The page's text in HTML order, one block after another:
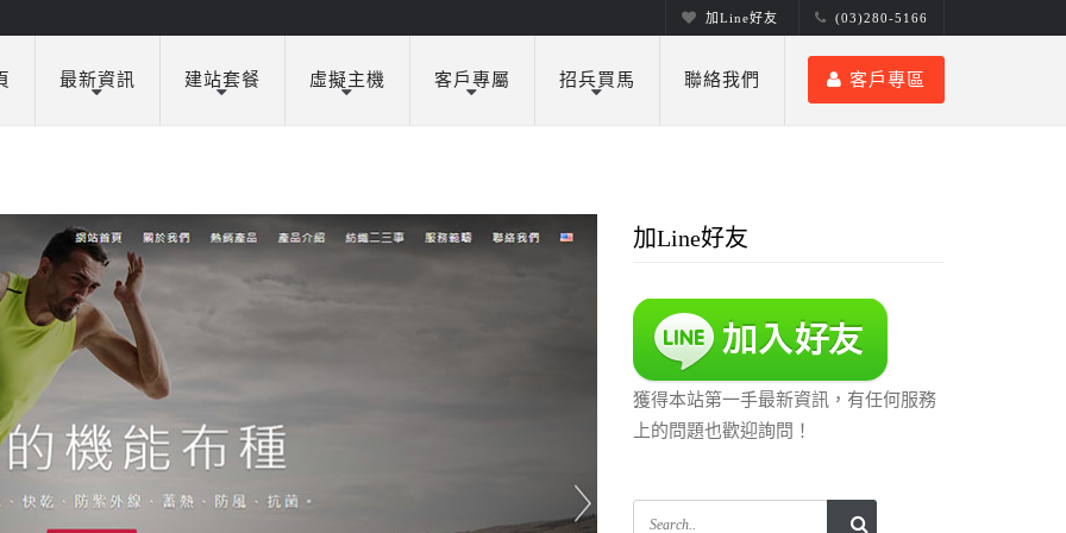
加Line好友 (03)280-5166
最新資訊 建站套餐 虛擬主機 客戶專屬 招兵買馬 聯絡我們 客戶專區
加Line好友
獲得本站第一手最新資訊，有任何服務
上的問題也歡迎詢問！